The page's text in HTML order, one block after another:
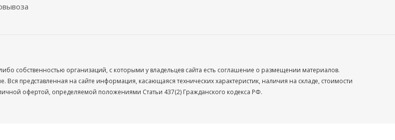
собственностью организаций, с которыми у владельцев сайта есть соглашение о размещении материалов.
представленная на сайте информация, касающаяся технических характеристик, наличия на складе, стоимости
офертой, определяемой положениями Статьи 437(2) Гражданского кодекса РФ.